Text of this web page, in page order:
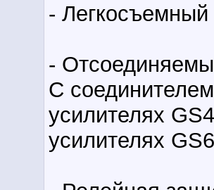
-
-
С
усилителях
усилителях